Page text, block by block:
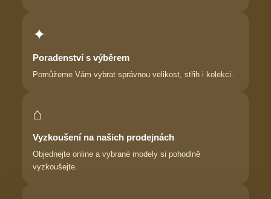
✦
Poradenství s výběrem
Pomůžeme Vám vybrat správnou velikost, střih i kolekci.
⌂
Vyzkoušení na našich prodejnách
Objednejte online a vybrané modely si pohodlně
vyzkoušejte.